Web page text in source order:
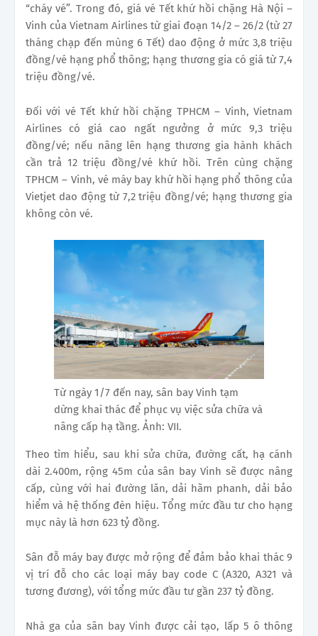
“cháy vé”. Trong đó, giá vé Tết khứ hồi chặng Hà Nội –
Vinh của Vietnam Airlines từ giai đoạn 14/2 – 26/2 (từ 27
tháng chạp đến mùng 6 Tết) dao động ở mức 3,8 triệu
đồng/vé hạng phổ thông; hạng thương gia có giá từ 7,4
triệu đồng/vé.
Đối với vé Tết khứ hồi chặng TPHCM – Vinh, Vietnam
Airlines có giá cao ngất ngưởng ở mức 9,3 triệu
đồng/vé; nếu nâng lên hạng thương gia hành khách
cần trả 12 triệu đồng/vé khứ hồi. Trên cùng chặng
TPHCM – Vinh, vé máy bay khứ hồi hạng phổ thông của
Vietjet dao động từ 7,2 triệu đồng/vé; hạng thương gia
không còn vé.
Từ ngày 1/7 đến nay, sân bay Vinh tạm
dừng khai thác để phục vụ việc sửa chữa và
nâng cấp hạ tầng. Ảnh: VII.
Theo tìm hiểu, sau khi sửa chữa, đường cất, hạ cánh
dài 2.400m, rộng 45m của sân bay Vinh sẽ được nâng
cấp, cùng với hai đường lăn, dải hãm phanh, dải bảo
hiểm và hệ thống đèn hiệu. Tổng mức đầu tư cho hạng
mục này là hơn 623 tỷ đồng.
Sân đỗ máy bay được mở rộng để đảm bảo khai thác 9
vị trí đỗ cho các loại máy bay code C (A320, A321 và
tương đương), với tổng mức đầu tư gần 237 tỷ đồng.
Nhà ga của sân bay Vinh được cải tạo, lấp 5 ô thông